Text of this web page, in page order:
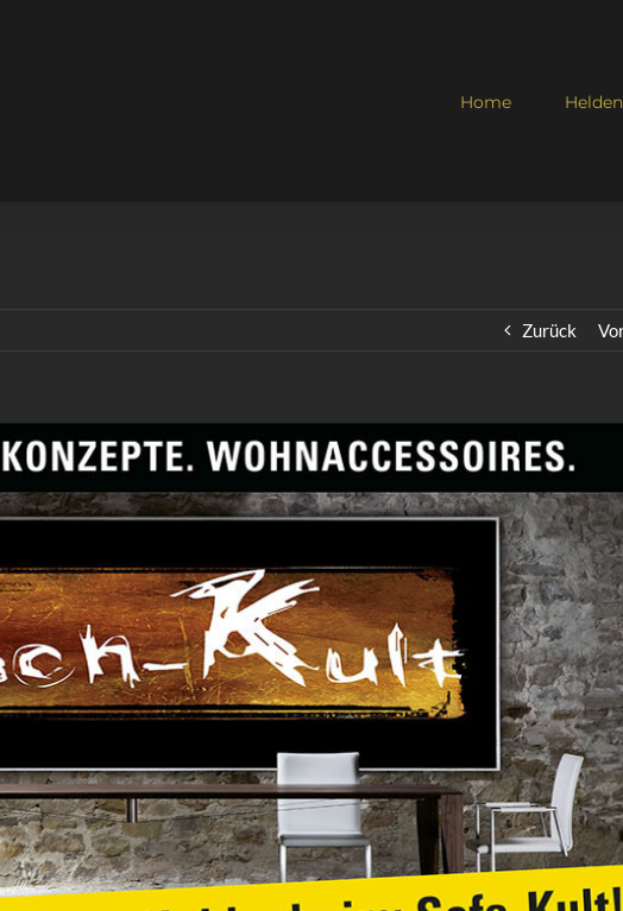
Home Helden
Zurück